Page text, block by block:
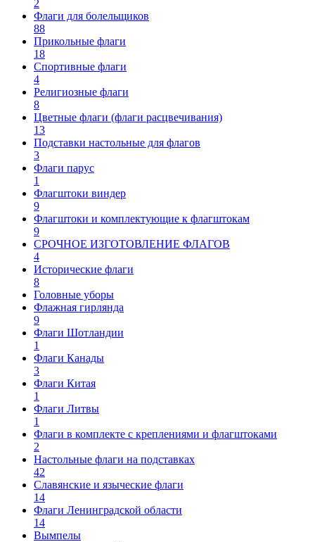
2
Флаги для болельщиков
88
Прикольные флаги
18
Спортивные флаги
4
Религиозные флаги
8
Цветные флаги (флаги расцвечивания)
13
Подставки настольные для флагов
3
Флаги парус
1
Флагштоки виндер
9
Флагштоки и комплектующие к флагштокам
9
СРОЧНОЕ ИЗГОТОВЛЕНИЕ ФЛАГОВ
4
Исторические флаги
8
Головные уборы
Флажная гирлянда
9
Флаги Шотландии
1
Флаги Канады
3
Флаги Китая
1
Флаги Литвы
1
Флаги в комплекте с креплениями и флагштоками
2
Настольные флаги на подставках
42
Славянские и языческие флаги
14
Флаги Ленинградской области
14
Вымпелы